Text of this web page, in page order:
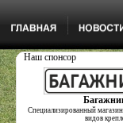
Наш спонсор
Специализированный
видов